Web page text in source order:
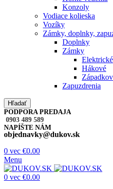
Konzoly
Vodiace kolieska
Vozíky
Zámky, doplnky,
Doplnky
Zámky
Elektrické
Hákové
Zapuzdrenia
Hľadať
PODPORA PREDAJA
0903 489 589
NAPÍŠTE NÁM
objednavky@dukov.sk
0 vec €0.00
Menu
0 vec €0.00